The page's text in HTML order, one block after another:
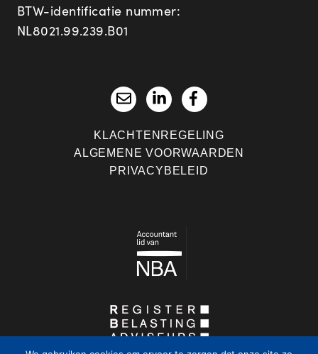
BTW-identificatie nummer:
NL8021.99.239.B01
KLACHTENREGELING
ALGEMENE VOORWAARDEN
PRIVACYBELEID